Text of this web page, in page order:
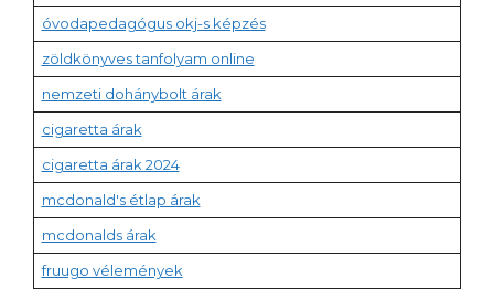
óvodapedagógus okj-s képzés
zöldkönyves tanfolyam online
nemzeti dohánybolt árak
cigaretta árak
cigaretta árak 2024
mcdonald's étlap árak
mcdonalds árak
fruugo vélemények